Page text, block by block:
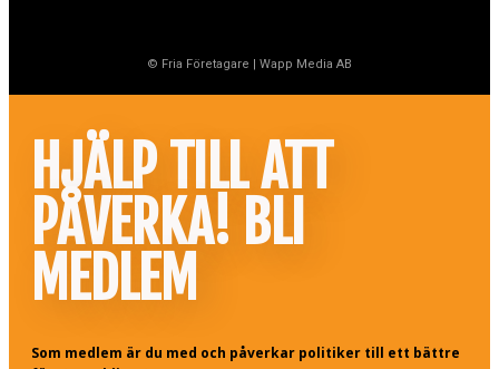
© Fria Företagare | Wapp Media AB
HJÄLP TILL ATT
PÅVERKA! BLI
MEDLEM
Som medlem är du med och påverkar politiker till ett bättre